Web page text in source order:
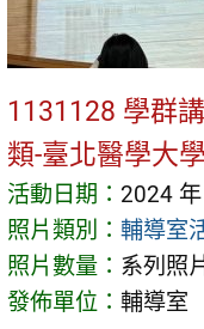
1131128 學群
類-臺北醫學大
活動日期： 2024
照片類別： 輔導室
照片數量： 系列照
發佈單位： 輔導室